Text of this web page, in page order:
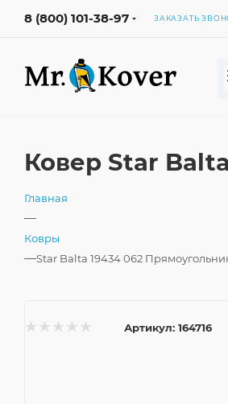
8 (800) 101-38-97 ЗАКАЗАТЬ
Ковер Star
Главная
—
Ковры
—Star Balta 19434 062
Артикул: 164716